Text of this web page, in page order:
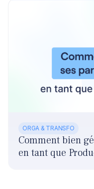
ORGA & TRANSFO
Comment bien
en tant que